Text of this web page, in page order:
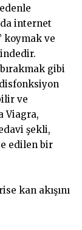
internet
koymak ve
gibi
ve
Viagra,
şekli,
edilen bir
kan akışını